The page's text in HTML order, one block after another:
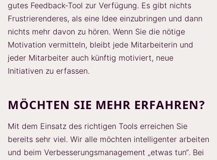
gutes Feedback-Tool zur Verfügung. Es gibt nichts
Frustrierenderes, als eine Idee einzubringen und dann
nichts mehr davon zu hören. Wenn Sie die nötige
Motivation vermitteln, bleibt jede Mitarbeiterin und
jeder Mitarbeiter auch künftig motiviert, neue
Initiativen zu erfassen.
MÖCHTEN SIE MEHR ERFAHREN?
Mit dem Einsatz des richtigen Tools erreichen Sie
bereits sehr viel. Wir alle möchten intelligenter arbeiten
und beim Verbesserungsmanagement „etwas tun“. Bei